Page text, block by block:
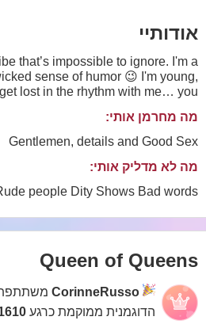
אודותיי
that’s impossible to ignore. I'm a
sense of humor 😉 I'm young,
lost in the rhythm with me… you
מה מחרמן אותי:
Gentlemen, details and Good Sex
מה לא מדליק אותי:
people Dity Shows Bad words
Queen of Queens
CorinneRusso
הדוגמנית ממוקמת כרגע 1610